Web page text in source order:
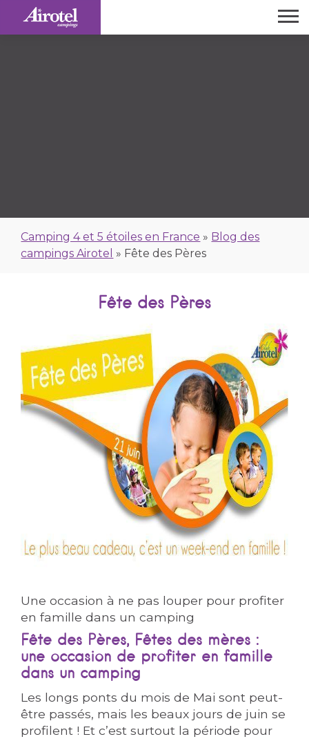
Camping 4 et 5 étoiles en France » Blog des
campings Airotel » Fête des Pères
Fête des Pères
Une occasion à ne pas louper pour profiter
en famille dans un camping
Fête des Pères, Fêtes des mères :
une occasion de profiter en famille
dans un camping
Les longs ponts du mois de Mai sont peut-
être passés, mais les beaux jours de juin se
profilent ! Et c’est surtout la période pour